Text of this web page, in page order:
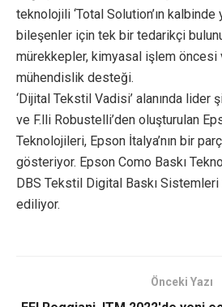
teknolojili ‘Total Solution’ın kalbinde
bileşenler için tek bir tedarikçi
mürekkepler, kimyasal işlem öncesi
mühendislik desteği.
‘Dijital Tekstil Vadisi’ alanında lider
ve F.lli Robustelli’den oluşturulan
Teknolojileri, Epson İtalya’nın bir
gösteriyor. Epson Como Baskı
DBS Tekstil Digital Baskı
ediliyor.
Önceki Yazı